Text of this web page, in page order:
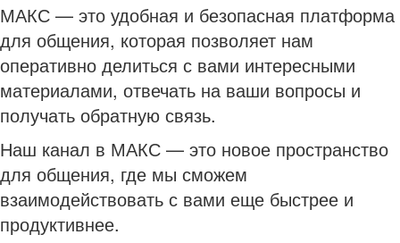
МАКС — это удобная и безопасная платформа
для общения, которая позволяет нам
оперативно делиться с вами интересными
материалами, отвечать на ваши вопросы и
получать обратную связь.
Наш канал в МАКС — это новое пространство
для общения, где мы сможем
взаимодействовать с вами еще быстрее и
продуктивнее.